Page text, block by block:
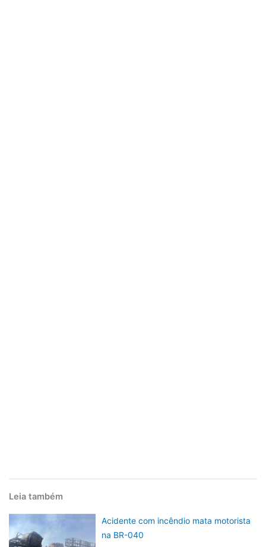
Leia também
Acidente com incêndio mata motorista
na BR-040